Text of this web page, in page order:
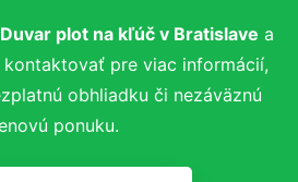
Duvar plot na kľúč v Bratislave a
pre viac informácií,
obhliadku či nezáväznú
ponuku.